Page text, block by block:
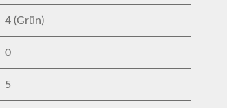
4 (Grün)
0
5